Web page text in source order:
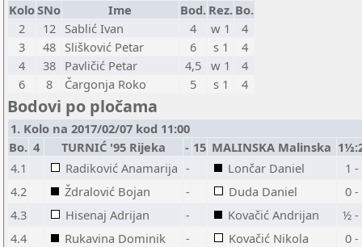
KoloSNo Ime Bod. Rez. Bo.
2
12 Sablić Ivan 4 w 1
4
3
48 Slišković Petar 6 s 1
4
4
38 Pavličić Petar 4,5 w 1
4
6
8 Čargonja Roko 5 s 1 4
Bodovi po pločama
1. Kolo na 2017/02/07 kod 11:00
Bo. 4 TURNIĆ '95 Rijeka - 15 MALINSKA Malinska
4.1
Radiković Anamarija - Lončar Daniel
1 -
4.2
Ždralović Bojan - Duda Daniel
0 -
4.3
Hisenaj Adrijan - Kovačić Andrijan
½ -
4.4
Rukavina Dominik - Kovačić Nikola
0 -